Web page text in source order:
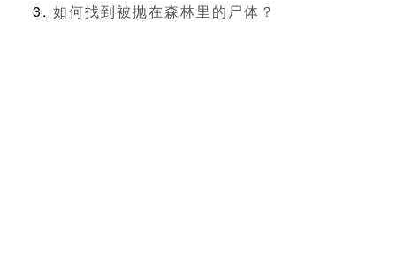
如何找到被抛在森林里的尸体？